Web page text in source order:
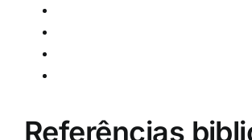
Referências